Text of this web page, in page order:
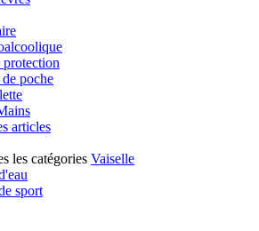
protection
poche
articles
les catégories Vaiselle
sport